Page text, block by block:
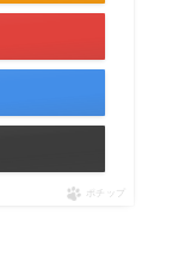
ポチップ